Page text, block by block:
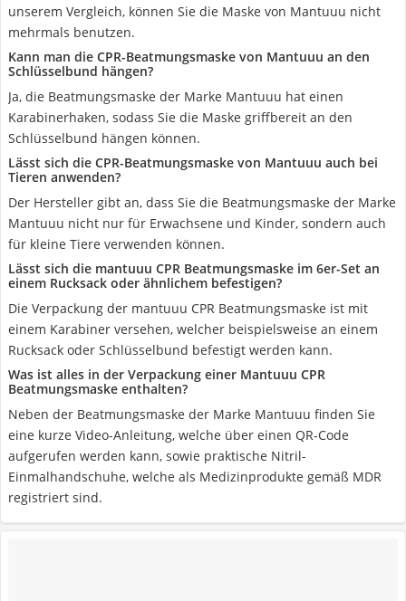
unserem Vergleich, können Sie die Maske von Mantuuu nicht
mehrmals benutzen.
Kann man die CPR-Beatmungsmaske von Mantuuu an den
Schlüsselbund hängen?
Ja, die Beatmungsmaske der Marke Mantuuu hat einen
Karabinerhaken, sodass Sie die Maske griffbereit an den
Schlüsselbund hängen können.
Lässt sich die CPR-Beatmungsmaske von Mantuuu auch bei
Tieren anwenden?
Der Hersteller gibt an, dass Sie die Beatmungsmaske der Marke
Mantuuu nicht nur für Erwachsene und Kinder, sondern auch
für kleine Tiere verwenden können.
Lässt sich die mantuuu CPR Beatmungsmaske im 6er-Set an
einem Rucksack oder ähnlichem befestigen?
Die Verpackung der mantuuu CPR Beatmungsmaske ist mit
einem Karabiner versehen, welcher beispielsweise an einem
Rucksack oder Schlüsselbund befestigt werden kann.
Was ist alles in der Verpackung einer Mantuuu CPR
Beatmungsmaske enthalten?
Neben der Beatmungsmaske der Marke Mantuuu finden Sie
eine kurze Video-Anleitung, welche über einen QR-Code
aufgerufen werden kann, sowie praktische Nitril-
Einmalhandschuhe, welche als Medizinprodukte gemäß MDR
registriert sind.